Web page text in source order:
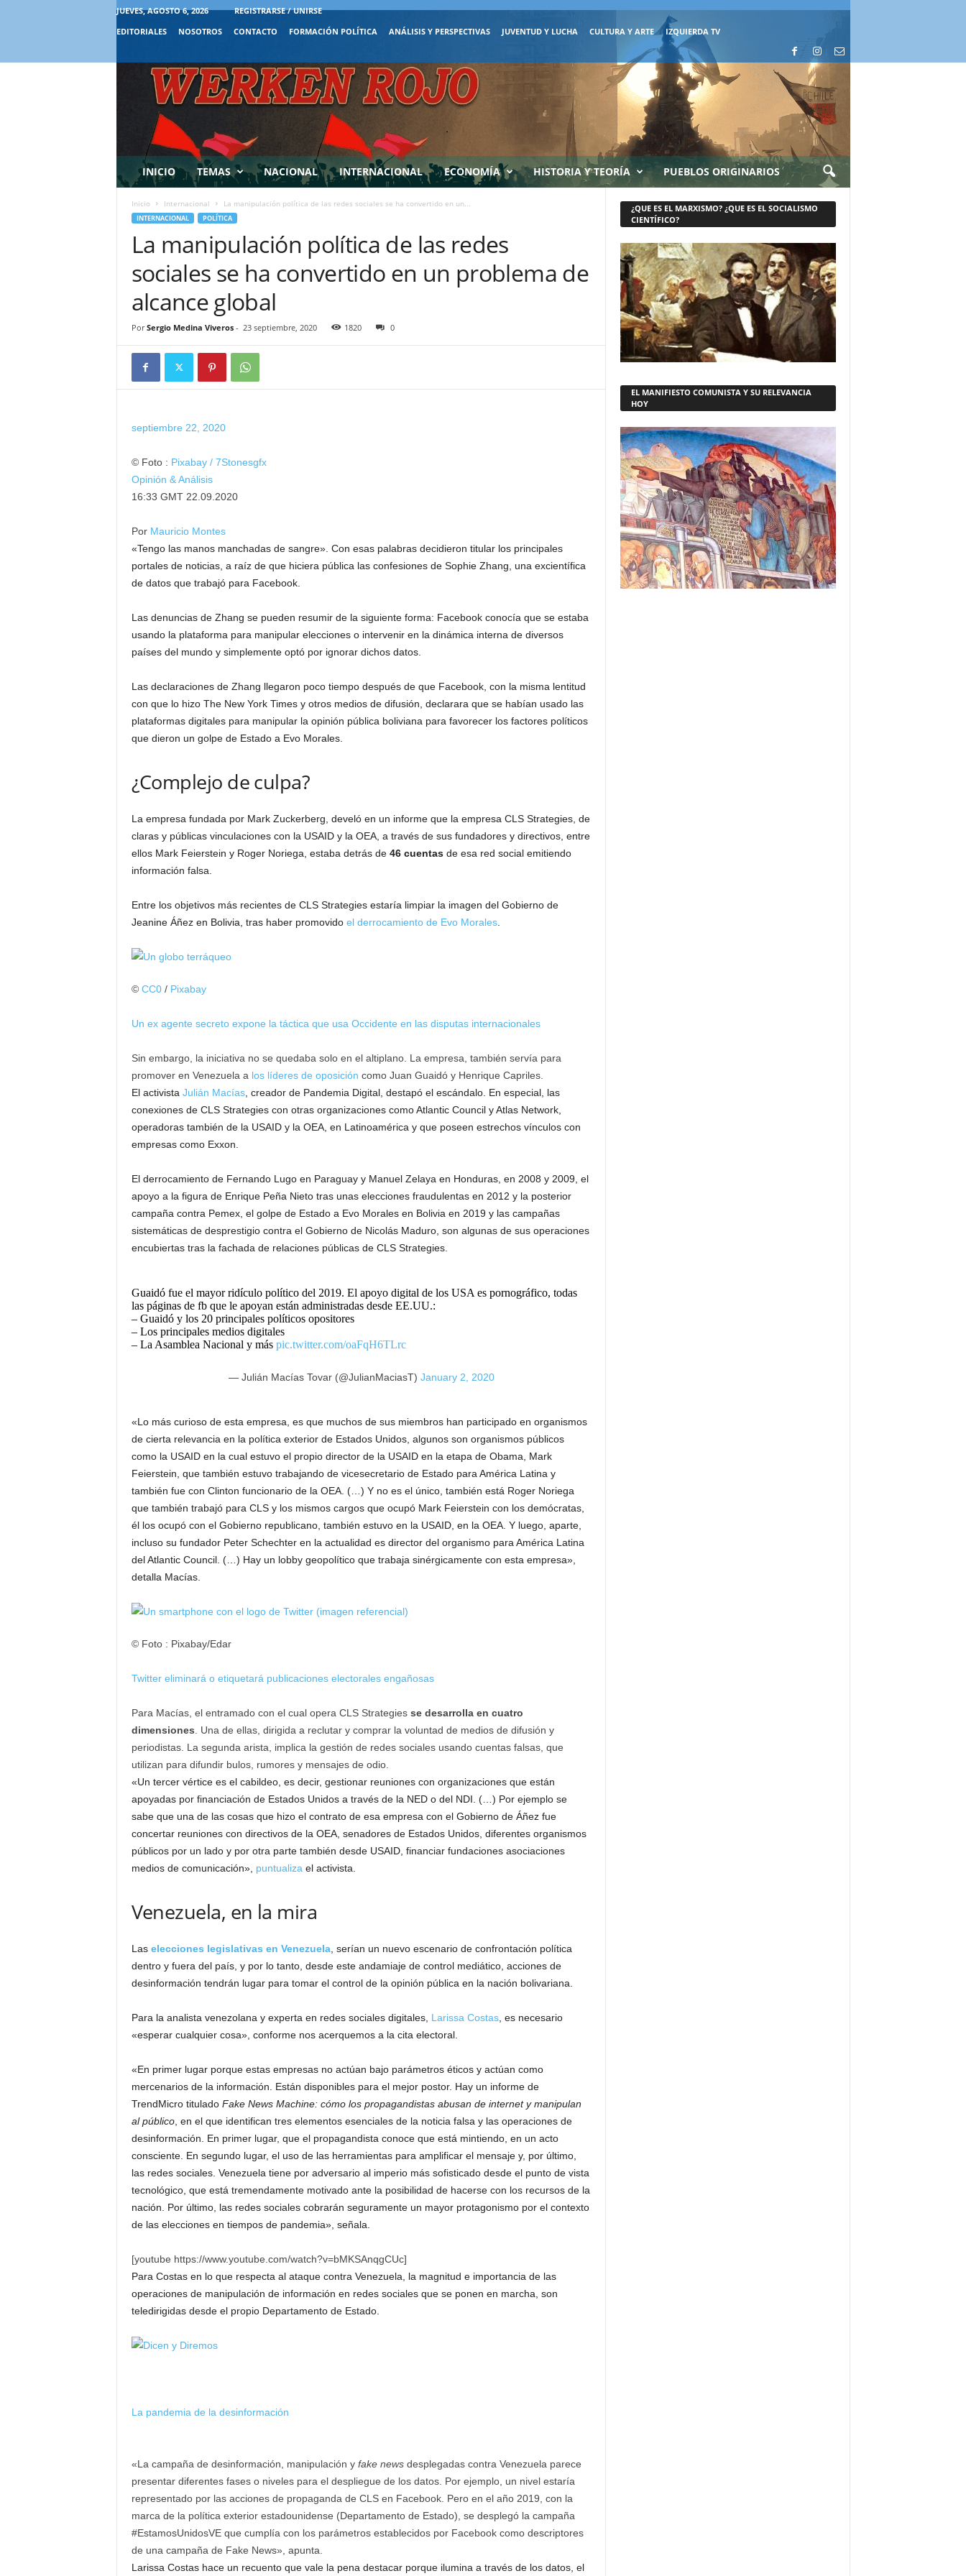
JUEVES, AGOSTO 6, 2026
REGISTRARSE / UNIRSE
EDITORIALES
NOSOTROS CONTACTO FORMACIÓN POLÍTICA ANÁLISIS Y PERSPECTIVAS JUVENTUD Y LUCHA CULTURA Y ARTE IZQUIERDA TV
INICIO TEMAS NACIONAL INTERNACIONAL ECONOMÍA HISTORIA Y TEORÍA PUEBLOS ORIGINARIOS
Inicio Internacional La manipulación política de las redes sociales se ha convertido en un...
INTERNACIONAL POLÍTICA
La manipulación política de las redes
sociales se ha convertido en un problema de
alcance global
Por Sergio Medina Viveros- 23 septiembre, 2020 1820 0
septiembre 22, 2020
© Foto : Pixabay / 7Stonesgfx
Opinión & Análisis
16:33 GMT 22.09.2020
Por Mauricio Montes
«Tengo las manos manchadas de sangre». Con esas palabras decidieron titular los principales
portales de noticias, a raíz de que hiciera pública las confesiones de Sophie Zhang, una excientífica
de datos que trabajó para Facebook.
Las denuncias de Zhang se pueden resumir de la siguiente forma: Facebook conocía que se estaba
usando la plataforma para manipular elecciones o intervenir en la dinámica interna de diversos
países del mundo y simplemente optó por ignorar dichos datos.
Las declaraciones de Zhang llegaron poco tiempo después de que Facebook, con la misma lentitud
con que lo hizo The New York Times y otros medios de difusión, declarara que se habían usado las
plataformas digitales para manipular la opinión pública boliviana para favorecer los factores políticos
que dieron un golpe de Estado a Evo Morales.
¿Complejo de culpa?
La empresa fundada por Mark Zuckerberg, develó en un informe que la empresa CLS Strategies, de
claras y públicas vinculaciones con la USAID y la OEA, a través de sus fundadores y directivos, entre
ellos Mark Feierstein y Roger Noriega, estaba detrás de 46 cuentasde esa red social emitiendo
información falsa.
Entre los objetivos más recientes de CLS Strategies estaría limpiar la imagen del Gobierno de
Jeanine Áñez en Bolivia, tras haber promovido el derrocamiento de Evo Morales.
© CC0/ Pixabay
Un ex agente secreto expone la táctica que usa Occidente en las disputas internacionales
Sin embargo, la iniciativa no se quedaba solo en el altiplano. La empresa, también servía para
promover en Venezuela a los líderes de oposición como Juan Guaidó y Henrique Capriles.
El activista Julián Macías, creador de Pandemia Digital, destapó el escándalo. En especial, las
conexiones de CLS Strategies con otras organizaciones como Atlantic Council y Atlas Network,
operadoras también de la USAID y la OEA, en Latinoamérica y que poseen estrechos vínculos con
empresas como Exxon.
El derrocamiento de Fernando Lugo en Paraguay y Manuel Zelaya en Honduras, en 2008 y 2009, el
apoyo a la figura de Enrique Peña Nieto tras unas elecciones fraudulentas en 2012 y la posterior
campaña contra Pemex, el golpe de Estado a Evo Morales en Bolivia en 2019 y las campañas
sistemáticas de desprestigio contra el Gobierno de Nicolás Maduro, son algunas de sus operaciones
encubiertas tras la fachada de relaciones públicas de CLS Strategies.
Guaidó fue el mayor ridículo político del 2019. El apoyo digital de los USA es pornográfico, todas
las páginas de fb que le apoyan están administradas desde EE.UU.:
– Guaidó y los 20 principales políticos opositores
– Los principales medios digitales
– La Asamblea Nacional y más pic.twitter.com/oaFqH6TLrc
— Julián Macías Tovar (@JulianMaciasT) January 2, 2020
«Lo más curioso de esta empresa, es que muchos de sus miembros han participado en organismos
de cierta relevancia en la política exterior de Estados Unidos, algunos son organismos públicos
como la USAID en la cual estuvo el propio director de la USAID en la etapa de Obama, Mark
Feierstein, que también estuvo trabajando de vicesecretario de Estado para América Latina y
también fue con Clinton funcionario de la OEA. (…) Y no es el único, también está Roger Noriega
que también trabajó para CLS y los mismos cargos que ocupó Mark Feierstein con los demócratas,
él los ocupó con el Gobierno republicano, también estuvo en la USAID, en la OEA. Y luego, aparte,
incluso su fundador Peter Schechter en la actualidad es director del organismo para América Latina
del Atlantic Council. (…) Hay un lobby geopolítico que trabaja sinérgicamente con esta empresa»,
detalla Macías.
© Foto : Pixabay/Edar
Twitter eliminará o etiquetará publicaciones electorales engañosas
Para Macías, el entramado con el cual opera CLS Strategies se desarrolla en cuatro
dimensiones . Una de ellas, dirigida a reclutar y comprar la voluntad de medios de difusión y
periodistas. La segunda arista, implica la gestión de redes sociales usando cuentas falsas, que
utilizan para difundir bulos, rumores y mensajes de odio.
«Un tercer vértice es el cabildeo, es decir, gestionar reuniones con organizaciones que están
apoyadas por financiación de Estados Unidos a través de la NED o del NDI. (…) Por ejemplo se
sabe que una de las cosas que hizo el contrato de esa empresa con el Gobierno de Áñez fue
concertar reuniones con directivos de la OEA, senadores de Estados Unidos, diferentes organismos
públicos por un lado y por otra parte también desde USAID, financiar fundaciones asociaciones
medios de comunicación», puntualiza el activista.
Venezuela, en la mira
Las elecciones legislativas en Venezuela, serían un nuevo escenario de confrontación política
dentro y fuera del país, y por lo tanto, desde este andamiaje de control mediático, acciones de
desinformación tendrán lugar para tomar el control de la opinión pública en la nación bolivariana.
Para la analista venezolana y experta en redes sociales digitales, Larissa Costas, es necesario
«esperar cualquier cosa», conforme nos acerquemos a la cita electoral.
«En primer lugar porque estas empresas no actúan bajo parámetros éticos y actúan como
mercenarios de la información. Están disponibles para el mejor postor. Hay un informe de
TrendMicro titulado Fake News Machine: cómo los propagandistas abusan de internet y manipulan
al público, en el que identifican tres elementos esenciales de la noticia falsa y las operaciones de
desinformación. En primer lugar, que el propagandista conoce que está mintiendo, en un acto
consciente. En segundo lugar, el uso de las herramientas para amplificar el mensaje y, por último,
las redes sociales. Venezuela tiene por adversario al imperio más sofisticado desde el punto de vista
tecnológico, que está tremendamente motivado ante la posibilidad de hacerse con los recursos de la
nación. Por último, las redes sociales cobrarán seguramente un mayor protagonismo por el contexto
de las elecciones en tiempos de pandemia», señala.
[youtube https://www.youtube.com/watch?v=bMKSAnqgCUc]
Para Costas en lo que respecta al ataque contra Venezuela, la magnitud e importancia de las
operaciones de manipulación de información en redes sociales que se ponen en marcha, son
teledirigidas desde el propio Departamento de Estado.
La pandemia de la desinformación
«La campaña de desinformación, manipulación y fake newsdesplegadas contra Venezuela parece
presentar diferentes fases o niveles para el despliegue de los datos. Por ejemplo, un nivel estaría
representado por las acciones de propaganda de CLS en Facebook. Pero en el año 2019, con la
marca de la política exterior estadounidense (Departamento de Estado), se desplegó la campaña
#EstamosUnidosVE que cumplía con los parámetros establecidos por Facebook como descriptores
de una campaña de Fake News», apunta.
Larissa Costas hace un recuento que vale la pena destacar porque ilumina a través de los datos, el
¿QUE ES EL MARXISMO? ¿QUE ES EL SOCIALISMO
CIENTÍFICO?
EL MANIFIESTO COMUNISTA Y SU RELEVANCIA
HOY